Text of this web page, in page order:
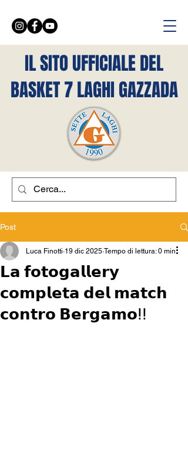
IL SITO UFFICIALE DEL
BASKET 7 LAGHI GAZZADA
Post
𝗟𝗮 𝗳𝗼𝘁𝗼𝗴𝗮𝗹𝗹𝗲𝗿𝘆
𝗰𝗼𝗺𝗽𝗹𝗲𝘁𝗮 𝗱𝗲𝗹 𝗺𝗮𝘁𝗰𝗵
𝗰𝗼𝗻𝘁𝗿𝗼 𝗕𝗲𝗿𝗴𝗮𝗺𝗼ⵑⵑ
Luca Finotti 19 dic 2025 Tempo di lettura: 0 min